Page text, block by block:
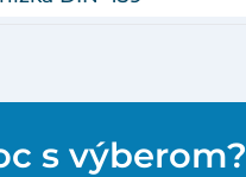
s výberom?